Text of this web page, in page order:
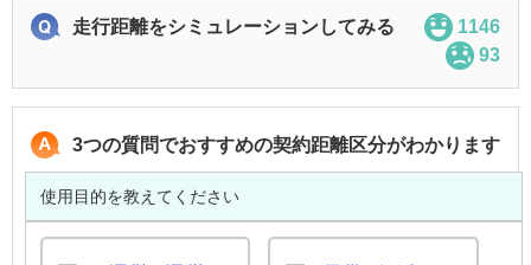
走行距離をシミュレーションしてみる
1146
93
3つの質問でおすすめの契約距離区分がわかります
使用目的を教えてください